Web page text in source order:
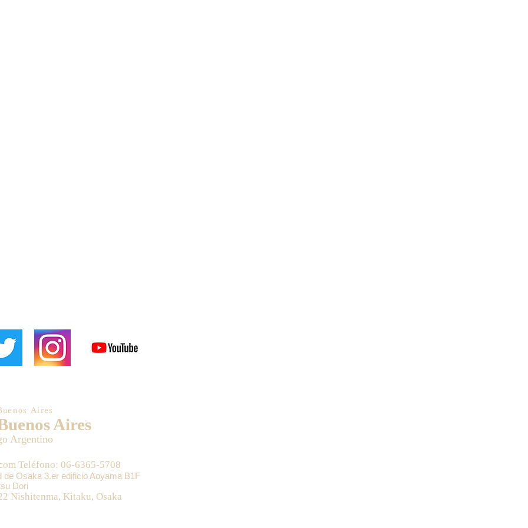
Aires
Aires
Argentino
Teléfono: 06-6365-5708
Osaka 3.er edificio Aoyama B1F
Dori
Nishitenma, Kitaku, Osaka